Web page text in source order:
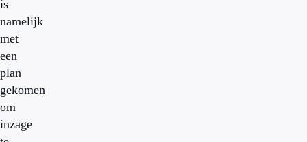
is
namelijk
met
een
plan
gekomen
om
inzage